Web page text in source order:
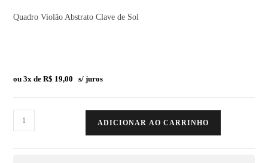
Quadro Violão Abstrato Clave de Sol
ou 3x deR$ 19,00 s/ juros
ADICIONAR AO CARRINHO